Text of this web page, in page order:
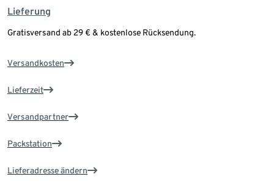
Lieferung
Gratisversand ab 29 € & kostenlose Rücksendung.
Versandkosten
Lieferzeit
Versandpartner
Packstation
Lieferadresse ändern